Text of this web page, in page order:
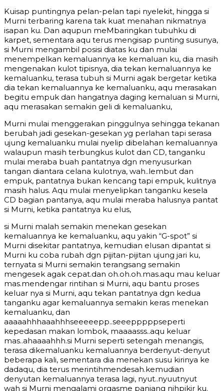
Kuisap puntingnya pelan-pelan tapi nyelekit, hingga si
Murni terbaring karena tak kuat menahan nikmatnya
isapan ku. Dan aqupun meMbaringkan tubuhku di
karpet, sementara aqu terus mengisap punting susunya,
si Murni mengambil posisi diatas ku dan mulai
menempelkan kemaluannya ke kemaluan ku, dia masih
mengenakan kulot tipisnya, dia tekan kemaluannya ke
kemaluanku, terasa tubuh si Murni agak bergetar ketika
dia tekan kemaluannya ke kemaluanku, aqu merasakan
begitu empuk dan hangatnya daging kemaluan si Murni,
aqu merasakan semakin geli di kemaluanku,
Murni mulai menggerakan pinggulnya sehingga tekanan
berubah jadi gesekan-gesekan yg perlahan tapi serasa
ujung kemaluanku mulai nyelip dibelahan kemaluannya
walaupun masih terbungkus kulot dan CD, tanganku
mulai meraba buah pantatnya dgn menyusurkan
tangan diantara celana kulotnya, wah..lembut dan
empuk, pantatnya bukan kencang tapi empuk, kulitnya
masih halus. Aqu mulai menyelipkan tanganku kesela
CD bagian pantanya, aqu mulai meraba halusnya pantat
si Murni, ketika pantatnya ku elus,
si Murni malah semakin menekan gesekan
kemaluannya ke kemaluanku, aqu yakin “G-spot” si
Murni disekitar pantatnya, kemudian elusan dipantat si
Murni ku coba rubah dgn pijitan-pijitan ujung jari ku,
ternyata si Murni semakin terangsang semakin
mengesek agak cepat.dan oh.oh.oh.mas.aqu mau keluar
mas.mendengar rintihan si Murni, aqu bantu proses
keluar nya si Murni, aqu tekan pantatnya dgn kedua
tanganku agar kemaluannya semakin keras menekan
kemaluanku, dan
aaaaahhhaaahhhseeeeepp..seeepppppseperti
kepedasan makan lombok, maaaasss..aqu keluar
mas..ahaaaahhh.si Murni seperti setengah menangis,
terasa dikemaluanku kemaluannya berdenyut-denyut
beberapa kali, sementara dia menekan susu kirinya ke
dadaqu, dia terus merintihmendesah.kemudian
denyutan kemaluannya terasa lagi, nyut..nyuutnyut
wah si Murni mengalami orgasme panjang nihpikir ku.